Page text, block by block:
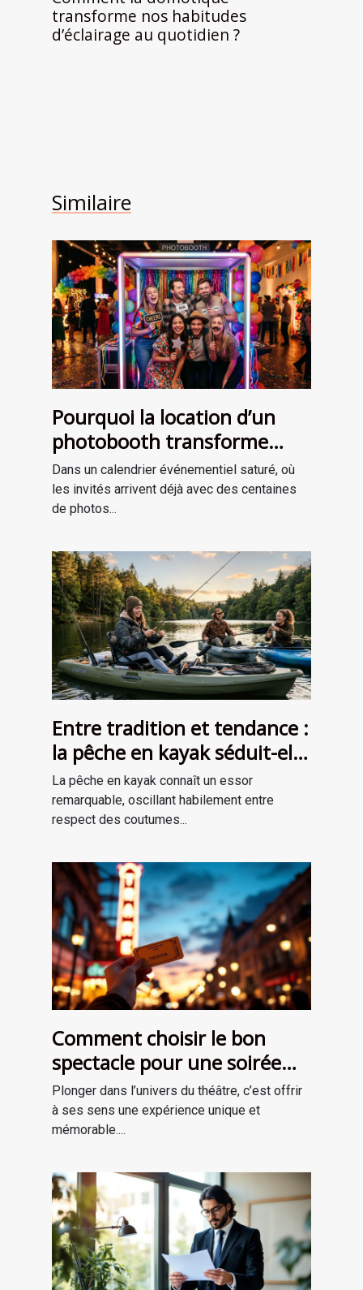
transforme nos habitudes
d’éclairage au quotidien ?
Similaire
Pourquoi la location d’un
photobooth transforme
l’ambiance de votre
événement
Dans un calendrier événementiel saturé, où
les invités arrivent déjà avec des centaines
de photos...
Entre tradition et tendance :
la pêche en kayak séduit-elle
une nouvelle génération ?
La pêche en kayak connaît un essor
remarquable, oscillant habilement entre
respect des coutumes...
Comment choisir le bon
spectacle pour une soirée
théâtrale inoubliable ?
Plonger dans l’univers du théâtre, c’est offrir
à ses sens une expérience unique et
mémorable....